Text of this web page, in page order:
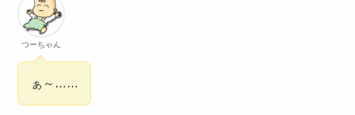
つーちゃん
ぁ～……